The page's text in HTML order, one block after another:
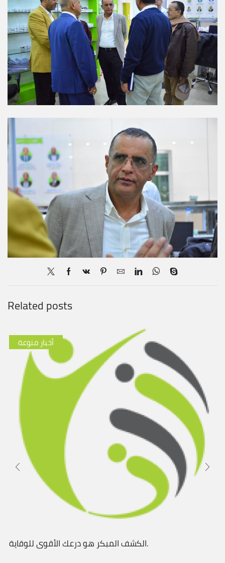
Related posts
أخبار منوعة
الكشف المبكر هو درعك الأقوى للوقاية.